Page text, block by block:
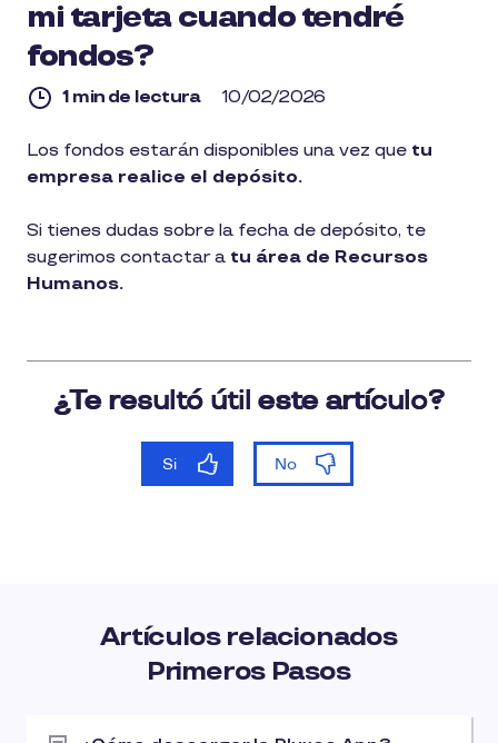
mi tarjeta cuando tendré
fondos?
1 min de lectura 10/02/2026
1
de
Los fondos estarán disponibles una vez que tu
empresa realice el depósito.
Si tienes dudas sobre la fecha de depósito, te
sugerimos contactar a tu área de Recursos
Humanos.
Artículos relacionados
Primeros Pasos